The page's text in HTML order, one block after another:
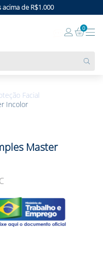
de R$1.000
0
Facial
Incolor
Master